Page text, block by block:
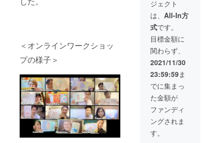
＜オンラインワークショッ
プの様子＞
開催日
程は別
途ご連
絡いた
します
ので、
ご都合
の合う
日にご
参加く
ださ
い。
たオリ
ジナル
絵画作
品（壁
にマス
キング
テープ
などで
貼り付
けられ
ます）
‐‐‐ ワー
ク
ショッ
プ／
2021年
支援く
ださっ
た方
へ、感
謝の気
持ちを
お届け
しま
す！！
また、
プロ
ジェク
トの進
捗状況
もご報
告いた
ジェクト
は、 All-In方
式です。
目標金額に
関わらず、
2021/11/30
23:59:59ま
でに集まっ
た金額が
ファンディ
ングされま
す。